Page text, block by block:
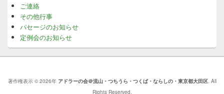
ご連絡
その他行事
パセージのお知らせ
定例会のお知らせ
著作権表示 © 2026年 アドラーの会＠流山・つちうら・つくば・ならしの・東京都大田区. All
Rights Reserved.